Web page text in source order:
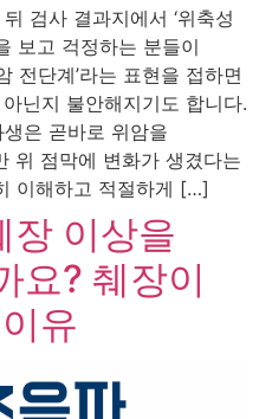
검사 결과지에서 ‘위축성
보고 걱정하는 분들이
전단계’라는 표현을 접하면
닌지 불안해지기도 합니다.
은 곧바로 위암을
위 점막에 변화가 생겼다는
이해하고 적절하게 […]
장 이상을
요? 췌장이
유